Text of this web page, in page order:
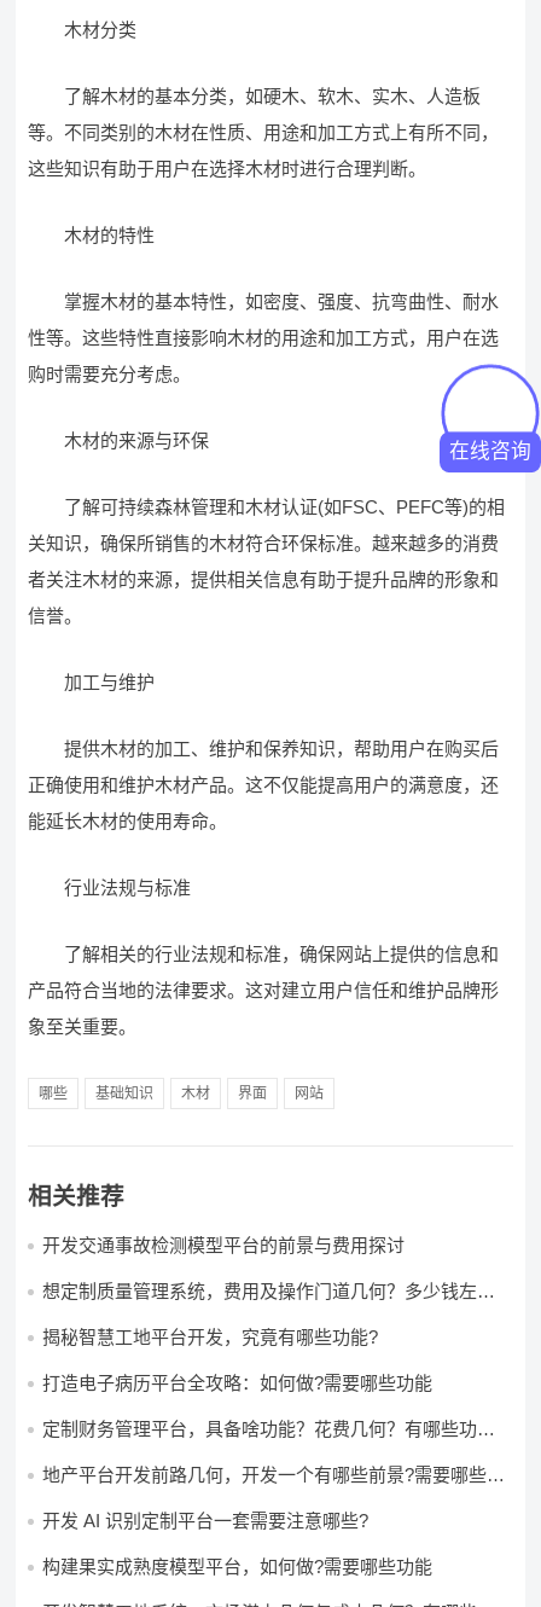
木材分类
了解木材的基本分类，如硬木、软木、实木、人造板
等。不同类别的木材在性质、用途和加工方式上有所不同，
这些知识有助于用户在选择木材时进行合理判断。
木材的特性
掌握木材的基本特性，如密度、强度、抗弯曲性、耐水
性等。这些特性直接影响木材的用途和加工方式，用户在选
购时需要充分考虑。
木材的来源与环保
了解可持续森林管理和木材认证(如FSC、PEFC等)的相
关知识，确保所销售的木材符合环保标准。越来越多的消费
者关注木材的来源，提供相关信息有助于提升品牌的形象和
信誉。
加工与维护
提供木材的加工、维护和保养知识，帮助用户在购买后
正确使用和维护木材产品。这不仅能提高用户的满意度，还
能延长木材的使用寿命。
行业法规与标准
了解相关的行业法规和标准，确保网站上提供的信息和
产品符合当地的法律要求。这对建立用户信任和维护品牌形
象至关重要。
哪些 基础知识 木材 界面 网站
相关推荐
开发交通事故检测模型平台的前景与费用探讨
想定制质量管理系统，费用及操作门道几何？多少钱左右
揭秘智慧工地平台开发，究竟有哪些功能?
打造电子病历平台全攻略：如何做?需要哪些功能
定制财务管理平台，具备啥功能？花费几何？有哪些功能?
地产平台开发前路几何，开发一个有哪些前景?需要哪些费
开发 AI 识别定制平台一套需要注意哪些?
构建果实成熟度模型平台，如何做?需要哪些功能
在线咨询